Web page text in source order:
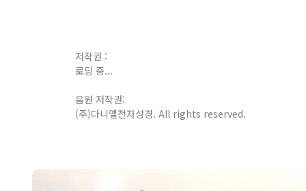
저작권 :
로딩 중...
음원 저작권:
(주)다니엘전자성경. All rights reserved.